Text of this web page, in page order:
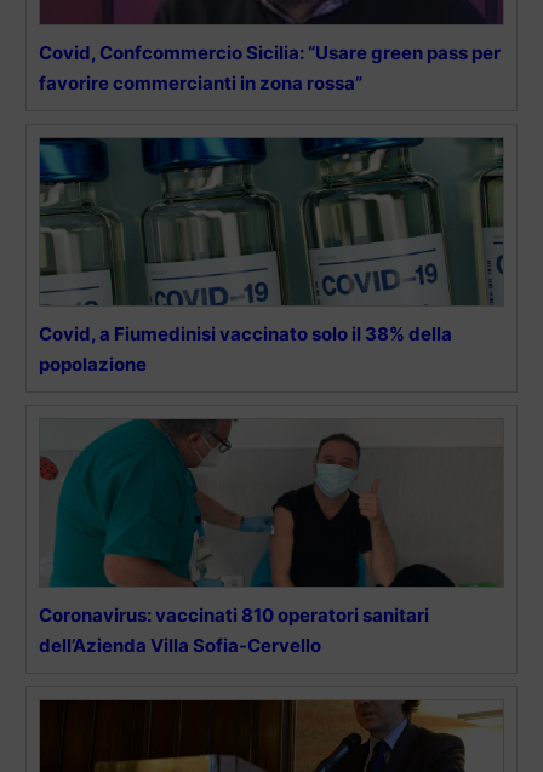
Covid, Confcommercio Sicilia: “Usare green pass per
favorire commercianti in zona rossa”
Covid, a Fiumedinisi vaccinato solo il 38% della
popolazione
Coronavirus: vaccinati 810 operatori sanitari
dell’Azienda Villa Sofia-Cervello